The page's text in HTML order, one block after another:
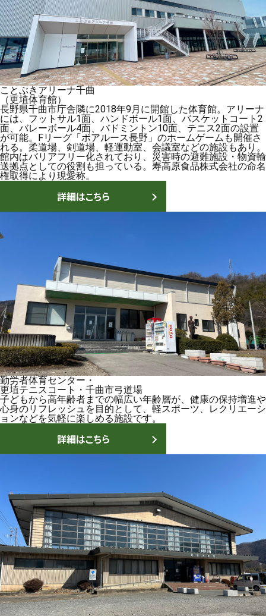
ことぶきアリーナ千曲
（更埴体育館）
長野県千曲市庁舎隣に2018年9月に開館した体育館。アリーナ
には、フットサル1面、ハンドボール1面、バスケットコート2
面、バレーボール4面、バドミントン10面、テニス2面の設置
が可能。Fリーグ「ボアルース長野」のホームゲームも開催さ
れる。柔道場、剣道場、軽運動室、会議室などの施設もあり。
館内はバリアフリー化されており、災害時の避難施設・物資輸
送拠点としての役割も担っている。寿高原食品株式会社の命名
権取得により現愛称。
詳細はこちら
勤労者体育センター・
更埴テニスコート・千曲市弓道場
子どもから高年齢者までの幅広い年齢層が、健康の保持増進や
心身のリフレッシュを目的として、軽スポーツ、レクリエーシ
ョンなどを気軽に楽しめる施設です。
詳細はこちら